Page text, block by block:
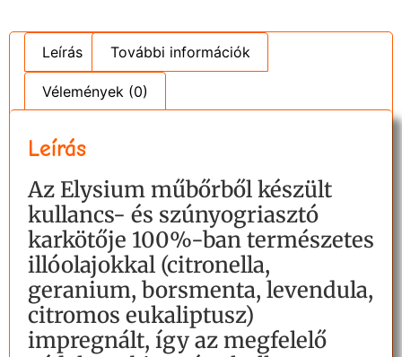
Leírás További információk
Vélemények (0)
Leírás
Az Elysium műbőrből készült
kullancs- és szúnyogriasztó
karkötője 100%-ban természetes
illóolajokkal (citronella,
geranium, borsmenta, levendula,
citromos eukaliptusz)
impregnált, így az megfelelő